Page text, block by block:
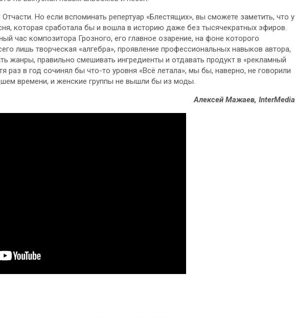
Но если вспоминать репертуар «Блестящих», вы сможете заметить, что у
которая сработала бы и вошла в историю даже без тысячекратных эфиров.
час композитора Грозного, его главное озарение, на фоне которого
лишь творческая «алгебра», проявление профессиональных навыков автора,
жанры, правильно смешивать ингредиенты и отдавать продукт в «рекламный
раз в год сочинял бы что-то уровня «Всё летала», мы бы, наверно, не говорили
времени, и женские группы не вышли бы из моды.
Алексей Мажаев, InterMedia